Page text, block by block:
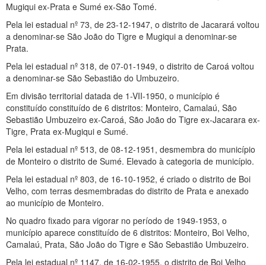
Mugiqui ex-Prata e Sumé ex-São Tomé.
Pela lei estadual nº 73, de 23-12-1947, o distrito de Jacarará voltou
a denominar-se São João do Tigre e Mugiqui a denominar-se
Prata.
Pela lei estadual nº 318, de 07-01-1949, o distrito de Caroá voltou
a denominar-se São Sebastião do Umbuzeiro.
Em divisão territorial datada de 1-VII-1950, o município é
constituído constituído de 6 distritos: Monteiro, Camalaú, São
Sebastião Umbuzeiro ex-Caroá, São João do Tigre ex-Jacarara ex-
Tigre, Prata ex-Mugiqui e Sumé.
Pela lei estadual nº 513, de 08-12-1951, desmembra do município
de Monteiro o distrito de Sumé. Elevado à categoria de município.
Pela lei estadual nº 803, de 16-10-1952, é criado o distrito de Boi
Velho, com terras desmembradas do distrito de Prata e anexado
ao município de Monteiro.
No quadro fixado para vigorar no período de 1949-1953, o
município aparece constituído de 6 distritos: Monteiro, Boi Velho,
Camalaú, Prata, São João do Tigre e São Sebastião Umbuzeiro.
Pela lei estadual nº 1147, de 16-02-1955, o distrito de Boi Velho